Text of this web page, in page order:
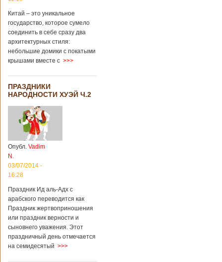
Китай – это уникальное
государство, которое сумело
соединить в себе сразу два
архитектурных стиля:
небольшие домики с покатыми
крышами вместе с >>>
ПРАЗДНИКИ
НАРОДНОСТИ ХУЭЙ Ч.2
Опубл. Vadim
N.
03/07/2014 -
16:28
Праздник Ид аль-Адх с
арабского переводится как
Праздник жертвоприношения
или праздник верности и
сыновнего уважения. Этот
праздничный день отмечается
на семидесятый >>>